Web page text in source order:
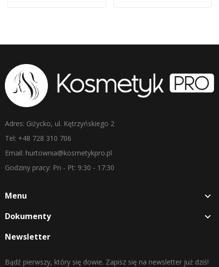
Adres: Giżycko, ul. Kętrzyńskiego 2
Tel: +48 728 310 706
Email: hurtownia@kosmetykpro.pl
Godziny pracy: Pn - Pt: 9:30 - 17:30
Menu 
Dokumenty 
Newsletter
Bądź pierwszy, który się dowie. Zapisz się na newsletter już dziś!